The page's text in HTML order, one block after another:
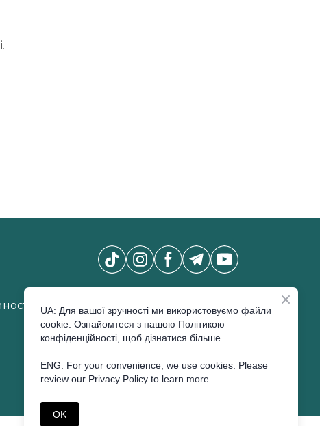
ПІДПИСАТИСЬ
UA: Для вашої зручності ми використовуємо файли
cookie. Ознайомтеся з нашою Політикою
конфіденційності, щоб дізнатися більше.
ENG: For your convenience, we use cookies. Please
review our Privacy Policy to learn more.
OK